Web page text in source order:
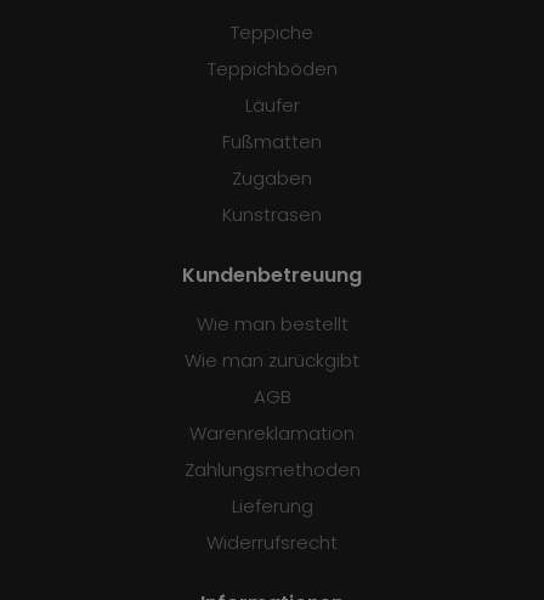
Teppiche
Teppichböden
Läufer
Fußmatten
Zugaben
Kunstrasen
Kundenbetreuung
Wie man bestellt
Wie man zurückgibt
AGB
Warenreklamation
Zahlungsmethoden
Lieferung
Widerrufsrecht